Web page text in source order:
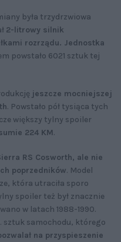
była trzydrzwiowa
2-litrowy silnik
rozrządu. Jednostka
powstało 6021 sztuk tej
jeszcze mocniejszej
. Powstało pół tysiąca tych
większy tylny spoiler
224 KM.
RS Cosworth, ale nie
poprzedników. Model
która utraciła sporo
spoiler też był znacznie
w latach 1988-1990.
sztuk samochodu, którego
na przyspieszenie